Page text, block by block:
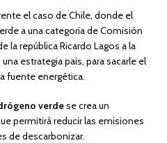
el caso de Chile, donde el
a una categoría de Comisión
la república Ricardo Lagos a la
estrategia país, para sacarle el
fuente energética.
verdese crea un
permitirá reducir las emisiones
de descarbonizar.